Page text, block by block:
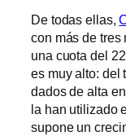
De todas ellas,
con más de
una cuota del
es muy alto: del
dados de alta en
la han utilizado
supone un